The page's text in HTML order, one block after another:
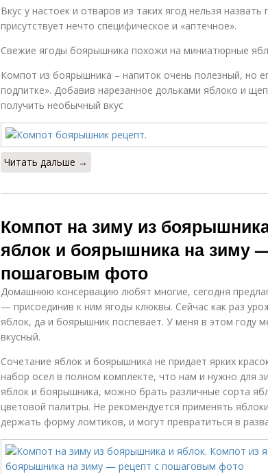
Вкус у настоек и отваров из таких ягод нельзя
присутствует нечто специфическое и «аптечное».
Свежие ягоды боярышника похожи на миниатюрные
Компот из боярышника – напиток очень полезный, но
подпитке». Добавив нарезанное дольками яблоко и
получить необычный вкус
Читать дальше →
Компот на зиму из
яблок и боярышника на зиму
пошаговым фото
Домашнюю консервацию любят многие, сегодня
— присоединив к ним ягоды клюквы. Сейчас как раз
яблок, да и боярышник поспевает. У меня в этом году
вкусный.
Сочетание яблок и боярышника не придает ярких
набор осел в полном комплекте, что нам и нужно для
яблок и боярышника, можно брать различные сорта
цветовой палитры. Не рекомендуется применять
держать форму ломтиков, и могут превратиться в